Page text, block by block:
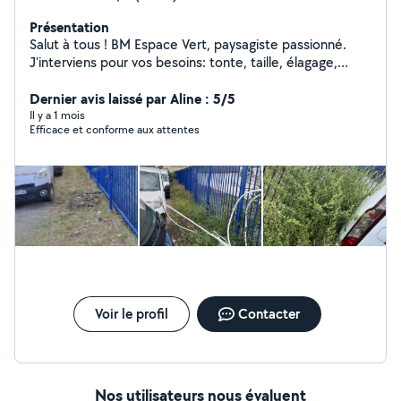
Présentation
Salut à tous ! BM Espace Vert, paysagiste passionné.
J'interviens pour vos besoins: tonte, taille, élagage,
vos petites interventions rapides ! Travaille propre et
serieux Devis rapide Au plaisir de prendre soin de vos
extérieurs !
Dernier avis laissé par Aline : 5/5
Il y a 1 mois
Efficace et conforme aux attentes
Voir le profil Contacter
Nos utilisateurs nous évaluent